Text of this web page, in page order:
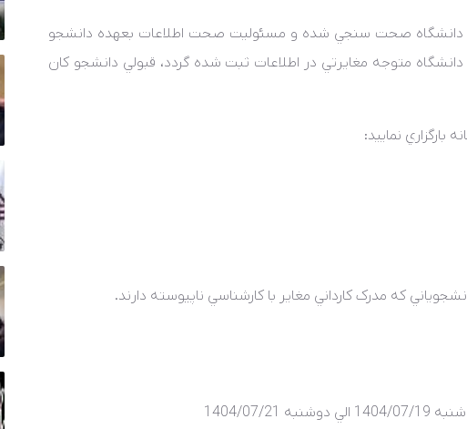
دانشگاه صحت سنجي شده و مسئوليت صحت اطلاعات بعهده دانشجو
متوجه مغايرتي در اطلاعات ثبت شده گردد، قبولي دانشجو کان
بارگزاري نماييد:
که مدرک کارداني مغاير با کارشناسي ناپيوسته دارند.
شنبه 1404/07/19 الي دوشنبه 1404/07/21